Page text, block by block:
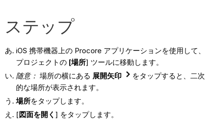
ステップ
iOS 携帯機器上の Procore アプリケーションを使用して、
プロジェクトの [場所] ツールに移動します。
随意： 場所の横にある 展開矢印
をタップすると、二次
的な場所が表示されます。
場所をタップします。
[図面を開く ] をタップします。